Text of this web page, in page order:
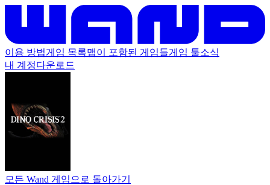
이용 방법게임 목록맵이 포함된 게임들게임 툴소식
내 계정다운로드
모든 Wand 게임으로 돌아가기